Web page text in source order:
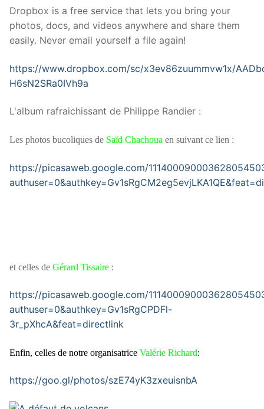
Dropbox is a free service that lets you bring your
photos, docs, and videos anywhere and share them
easily. Never email yourself a file again!
https://www.dropbox.com/sc/x3ev86zuummvw1x/
H6sN2SRa0IVh9a
L'album rafraichissant de Philippe Randier :
Les photos bucoliques de Saïd Chachoua en suivant ce lien :
https://picasaweb.google.com/
et celles de Gérard Tissaire :
https://picasaweb.google.com/
authuser=0&authkey=Gv1sRgCPDFl-
3r_pXhcA&feat=directlink
Enfin, celles de notre organisatrice Valérie Richard:
https://goo.gl/photos/szE74yK3zxeuisnbA